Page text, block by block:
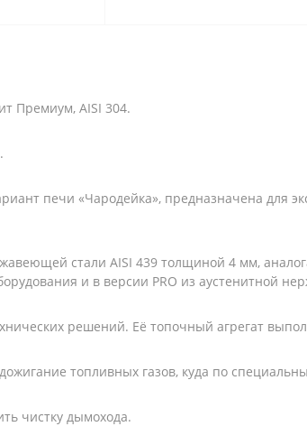
Премиум, AISI 304.
печи «Чародейка», предназначена для
стали AISI 439 толщиной 4 мм,
и в версии PRO из аустенитной
решений. Её топочный агрегат
топливных газов, куда по
чистку дымохода.